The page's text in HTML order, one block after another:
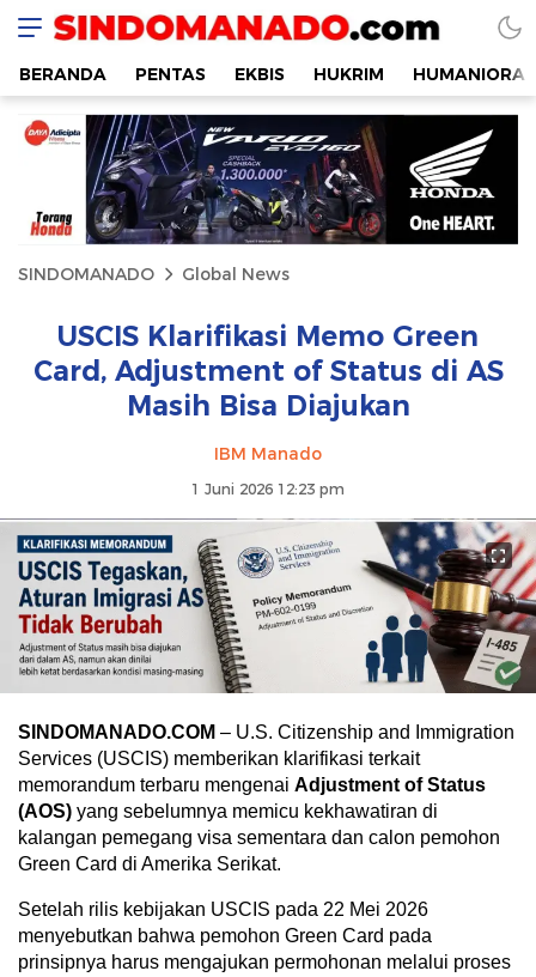
SINDOMANADO
Informatif dan Edukatif
BERANDA PENTAS EKBIS HUKRIM HUMANIORA
SINDOMANADO Global News
USCIS Klarifikasi Memo Green
Card, Adjustment of Status di AS
Masih Bisa Diajukan
IBM Manado
1 Juni 2026 12:23 pm
SINDOMANADO.COM – U.S. Citizenship and Immigration
Services (USCIS) memberikan klarifikasi terkait
memorandum terbaru mengenai Adjustment of Status
(AOS) yang sebelumnya memicu kekhawatiran di
kalangan pemegang visa sementara dan calon pemohon
Green Card di Amerika Serikat.
Setelah rilis kebijakan USCIS pada 22 Mei 2026
menyebutkan bahwa pemohon Green Card pada
prinsipnya harus mengajukan permohonan melalui proses